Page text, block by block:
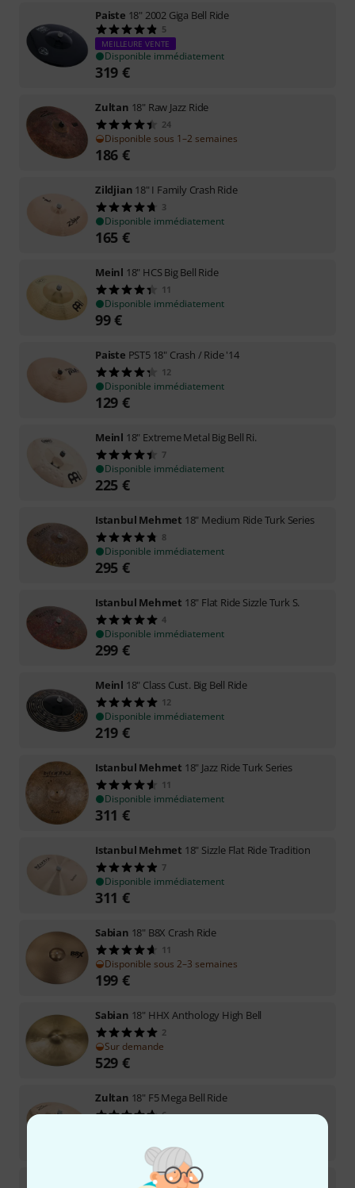
Paiste 18" 2002 Giga Bell Ride
5
MEILLEURE VENTE
Disponible immédiatement
319 €
Zultan 18" Raw Jazz Ride
24
Disponible sous 1–2 semaines
186 €
Zildjian 18" I Family Crash Ride
3
Disponible immédiatement
165 €
Meinl 18" HCS Big Bell Ride
11
Disponible immédiatement
99€
Paiste PST5 18" Crash / Ride '14
12
Disponible immédiatement
129 €
Meinl 18" Extreme Metal Big Bell Ri.
7
Disponible immédiatement
225 €
Istanbul Mehmet 18" Medium Ride Turk Series
8
Disponible immédiatement
295 €
Istanbul Mehmet 18" Flat Ride Sizzle Turk S.
4
Disponible immédiatement
299 €
Meinl 18" Class Cust. Big Bell Ride
12
Disponible immédiatement
219 €
Istanbul Mehmet 18" Jazz Ride Turk Series
11
Disponible immédiatement
311 €
Istanbul Mehmet 18" Sizzle Flat Ride Tradition
7
Disponible immédiatement
311 €
Sabian 18" B8X Crash Ride
11
Disponible sous 2–3 semaines
199 €
Sabian 18" HHX Anthology High Bell
2
Sur demande
529 €
Zultan 18" F5 Mega Bell Ride
6
18" HHX Anthology Low Bell